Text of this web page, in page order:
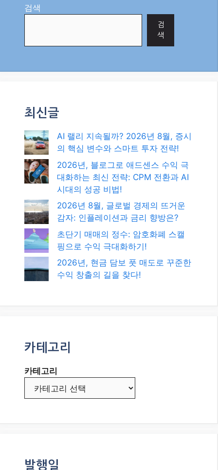
2026년, 블로그로 애드센스 수익 극
대화하는 최신 전략: CPM 전환과 AI
시대의 성공 비법!
핑으로 수익 극대화하기!
수익 창출의 길을 찾다!
카테고리
카테고리
2026년 8월
2026년 7월
2026년 5월
2026년 1월